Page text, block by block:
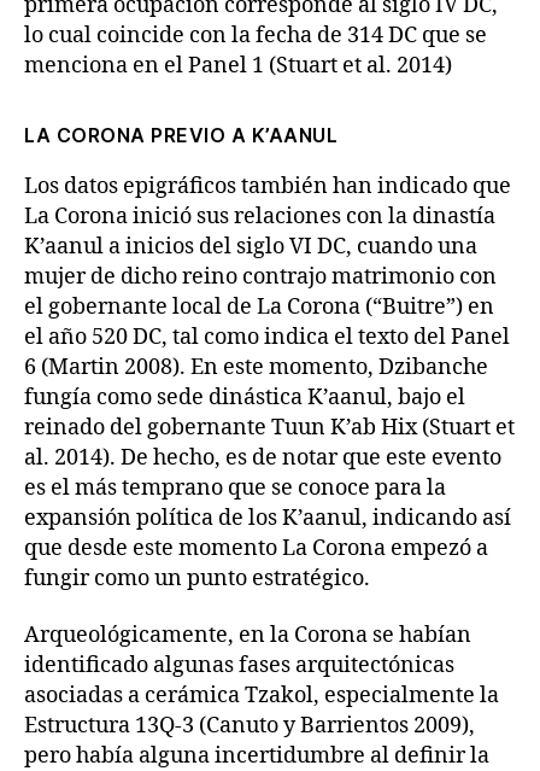
lo cual coincide con la fecha de 314 DC que se
menciona en el Panel 1 (Stuart et al. 2014)
LA CORONA PREVIO A K’AANUL
Los datos epigráficos también han indicado que
La Corona inició sus relaciones con la dinastía
K’aanul a inicios del siglo VI DC, cuando una
mujer de dicho reino contrajo matrimonio con
el gobernante local de La Corona (“Buitre”) en
el año 520 DC, tal como indica el texto del Panel
6 (Martin 2008). En este momento, Dzibanche
fungía como sede dinástica K’aanul, bajo el
reinado del gobernante Tuun K’ab Hix (Stuart et
al. 2014). De hecho, es de notar que este evento
es el más temprano que se conoce para la
expansión política de los K’aanul, indicando así
que desde este momento La Corona empezó a
fungir como un punto estratégico.
Arqueológicamente, en la Corona se habían
identificado algunas fases arquitectónicas
asociadas a cerámica Tzakol, especialmente la
Estructura 13Q-3 (Canuto y Barrientos 2009),
pero había alguna incertidumbre al definir la